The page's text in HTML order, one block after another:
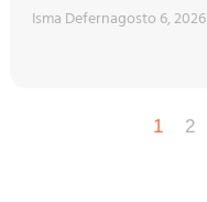
Isma Defernagosto 6, 2026
1 2